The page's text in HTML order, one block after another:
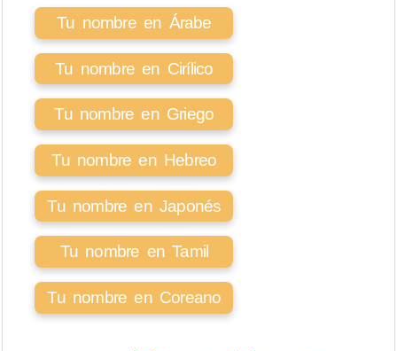
Tu nombre en Árabe
Tu nombre en Cirílico
Tu nombre en Griego
Tu nombre en Hebreo
Tu nombre en Japonés
Tu nombre en Tamil
Tu nombre en Coreano